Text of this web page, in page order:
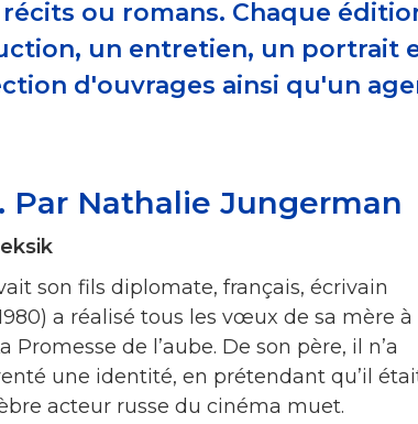
ou romans. Chaque
un entretien, un portrait
d'ouvrages ainsi qu'un
Par Nathalie Jungerman
son fils diplomate, français, écrivain
a réalisé tous les vœux de sa mère à
de l’aube. De son père, il n’a
une identité, en prétendant qu’il
acteur russe du cinéma muet.